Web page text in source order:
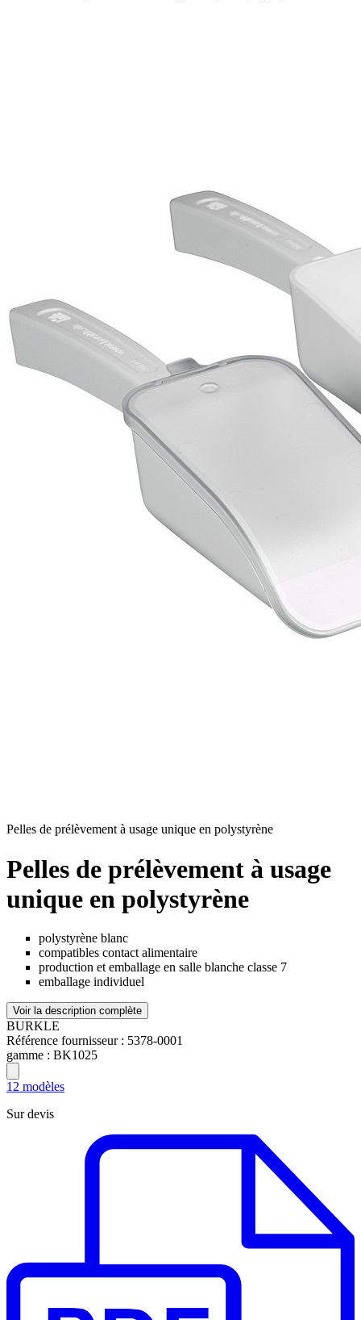
Pelles de prélèvement à usage unique en polystyrène
Pelles de prélèvement à usage
unique en polystyrène
polystyrène blanc
compatibles contact alimentaire
production et emballage en salle blanche classe 7
emballage individuel
Voir la description complète
BURKLE
Référence fournisseur : 5378-0001
gamme : BK1025
12 modèles
Sur devis